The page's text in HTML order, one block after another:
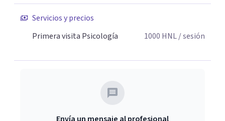
Servicios y precios
Primera visita Psicología
1000 HNL/ sesión